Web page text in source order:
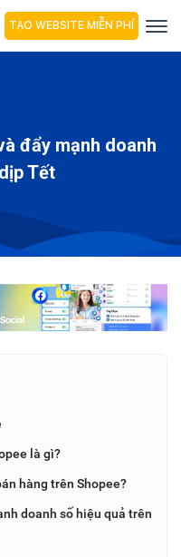
TẠO WEBSITE MIỄN PHÍ
đẩy mạnh doanh
Tết
là gì?
hàng trên Shopee?
doanh số hiệu quả trên